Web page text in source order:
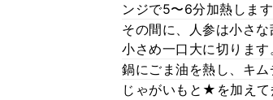
ンジで5〜6分加熱します
その間に、人参は小さ
小さめ一口大に切ります
鍋にごま油を熱し、キ
じゃがいもと★を加えて